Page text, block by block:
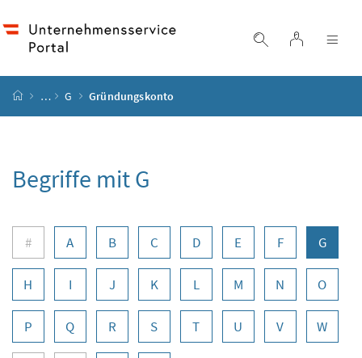
SucheLogin
Startseite
… G Gründungskonto
Begriffe mit G
Buchstabennavigation
# A B C D E F G
H I J K L M N O
P Q R S T U V W